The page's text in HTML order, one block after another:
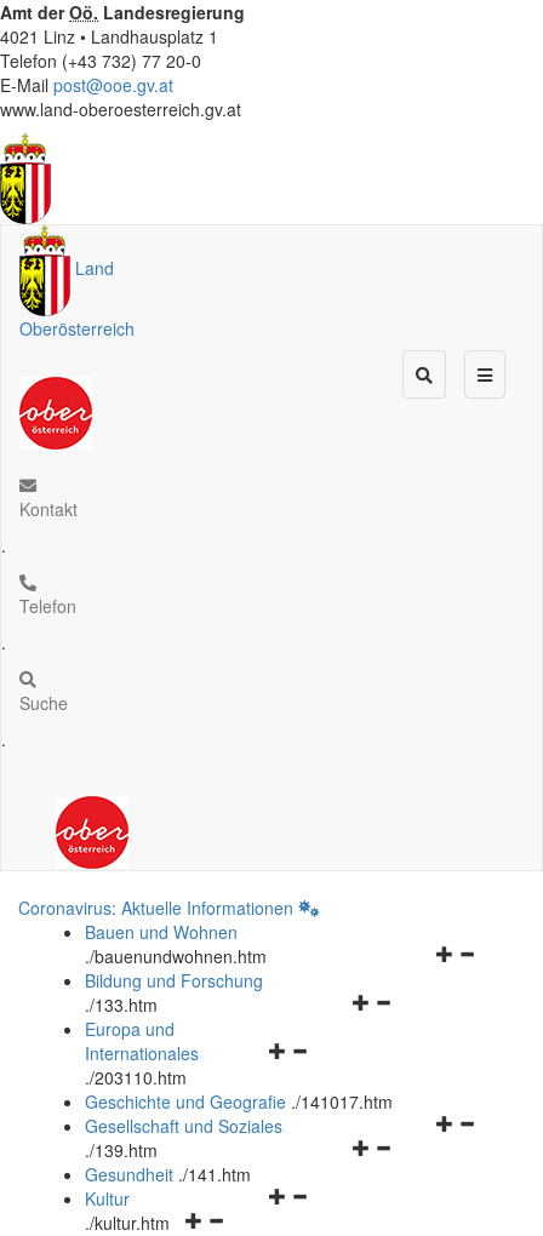
Amt derOö. Landesregierung
4021 Linz • Landhausplatz 1
Telefon (+43 732) 77 20-0
E-Mail post@ooe.gv.at
www.land-oberoesterreich.gv.at
Land
Oberösterreich
Kontakt
.
Telefon
.
Suche
.
Coronavirus: Aktuelle Informationen
Bauen und Wohnen
./bauenundwohnen.htm
Navigationsmenü
Bildung und Forschung
./133.htm
Navigationsmenü
und
schließen
Europa und
Internationales
./203110.htm
Geschichte und Geografie ./141017.htm
Navigationsmenü
Gesellschaft und Soziales
./139.htm
Navigationsmenü
Gesundheit ./141.htm
Navigationsmenü
Kultur
./kultur.htm